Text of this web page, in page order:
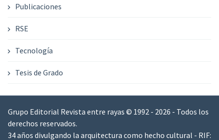
Publicaciones
RSE
Tecnología
Tesis de Grado
Grupo Editorial Revista entre rayas © 1992 - 2026 - Todos los
derechos reservados.
34 años divulgando la arquitectura como hecho cultural - RIF: